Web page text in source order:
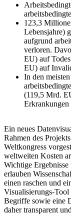
123,3
Lebensjahre)
aufgrund
verloren.
EU) auf
EU) auf
In den
(119,5 Mrd.
Erkrankungen
Ein neues
Rahmen des
Weltkongress
weltweiten Kosten
Wichtige
erlauben
einen raschen und
Visualisierungs-Tool
Begriffe sowie eine
daher transparent